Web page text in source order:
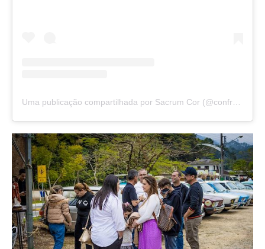
Uma publicação compartilhada por Sacrum Cor (@confrariasacrumcor)